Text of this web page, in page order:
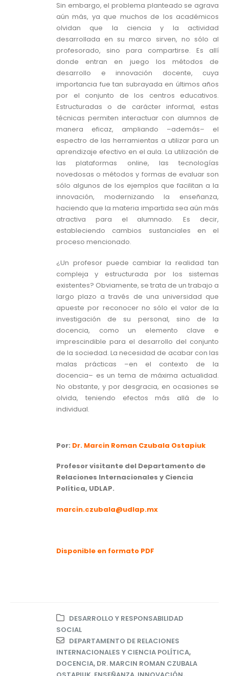
Sin embargo, el problema planteado se agrava
aún más, ya que muchos de los académicos
olvidan que la ciencia y la actividad
desarrollada en su marco sirven, no sólo al
profesorado, sino para compartirse. Es allí
donde entran en juego los métodos de
desarrollo e innovación docente, cuya
importancia fue tan subrayada en últimos años
por el conjunto de los centros educativos.
Estructuradas o de carácter informal, estas
técnicas permiten interactuar con alumnos de
manera eficaz, ampliando –además– el
espectro de las herramientas a utilizar para un
aprendizaje efectivo en el aula. La utilización de
las plataformas online, las tecnologías
novedosas o métodos y formas de evaluar son
sólo algunos de los ejemplos que facilitan a la
innovación, modernizando la enseñanza,
haciendo que la materia impartida sea aún más
atractiva para el alumnado. Es decir,
estableciendo cambios sustanciales en el
proceso mencionado.
¿Un profesor puede cambiar la realidad tan
compleja y estructurada por los sistemas
existentes? Obviamente, se trata de un trabajo a
largo plazo a través de una universidad que
apueste por reconocer no sólo el valor de la
investigación de su personal, sino de la
docencia, como un elemento clave e
imprescindible para el desarrollo del conjunto
de la sociedad. La necesidad de acabar con las
malas prácticas –en el contexto de la
docencia– es un tema de máxima actualidad.
No obstante, y por desgracia, en ocasiones se
olvida, teniendo efectos más allá de lo
individual.
Por: Dr. Marcin Roman Czubala Ostapiuk
Profesor visitante del Departamento de
Relaciones Internacionales y Ciencia
Política, UDLAP.
marcin.czubala@udlap.mx
Disponible en formato PDF
DESARROLLO Y RESPONSABILIDAD
SOCIAL
DEPARTAMENTO DE RELACIONES
INTERNACIONALES Y CIENCIA POLÍTICA,
DOCENCIA, DR. MARCIN ROMAN CZUBALA